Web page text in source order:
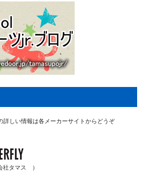
詳しい情報は各メーカーサイトからどうぞ
社タマス ）